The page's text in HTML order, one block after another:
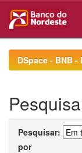
navigationDSpace - BNB
Pesquisar:
por